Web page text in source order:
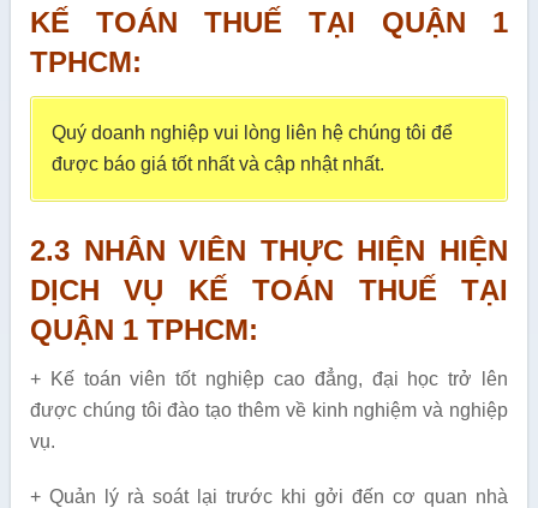
KẾ TOÁN THUẾ TẠI QUẬN 1
TPHCM:
Quý doanh nghiệp vui lòng liên hệ chúng tôi để
được báo giá tốt nhất và cập nhật nhất.
2.3 NHÂN VIÊN THỰC HIỆN HIỆN
DỊCH VỤ KẾ TOÁN THUẾ TẠI
QUẬN 1 TPHCM:
+ Kế toán viên tốt nghiệp cao đẳng, đại học trở lên
được chúng tôi đào tạo thêm về kinh nghiệm và nghiệp
vụ.
+ Quản lý rà soát lại trước khi gởi đến cơ quan nhà